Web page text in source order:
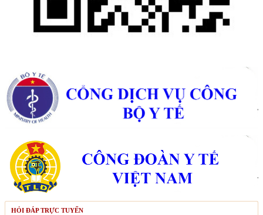
HỎI ĐÁP TRỰC TUYẾN